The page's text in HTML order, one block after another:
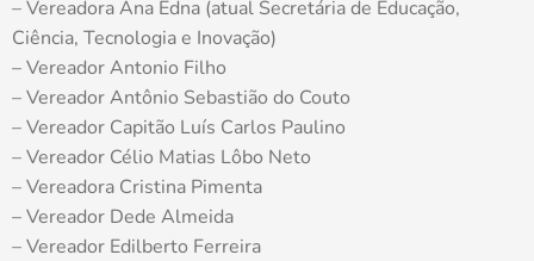
– Vereadora Ana Edna (atual Secretária de Educação,
Ciência, Tecnologia e Inovação)
– Vereador Antonio Filho
– Vereador Antônio Sebastião do Couto
– Vereador Capitão Luís Carlos Paulino
– Vereador Célio Matias Lôbo Neto
– Vereadora Cristina Pimenta
– Vereador Dede Almeida
– Vereador Edilberto Ferreira